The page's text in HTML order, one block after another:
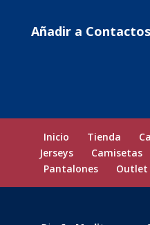
Añadir a
Inicio Tienda
Jerseys
Camisetas
Pantalones
Outlet